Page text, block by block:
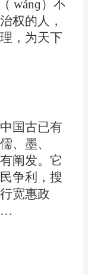
wánɡ）不
权的人，
，为天下
国古已有
、墨、
阐发。它
争利，搜
宽惠政
…